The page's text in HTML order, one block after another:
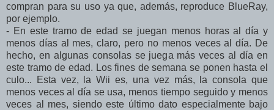
compran para su uso ya que, además, reproduce BlueRay,
por ejemplo.
- En este tramo de edad se juegan menos horas al día y
menos días al mes, claro, pero no menos veces al día. De
hecho, en algunas consolas se juega más veces al día en
este tramo de edad. Los fines de semana se ponen hasta el
culo... Esta vez, la Wii es, una vez más, la consola que
menos veces al día se usa, menos tiempo seguido y menos
veces al mes, siendo este último dato especialmente bajo